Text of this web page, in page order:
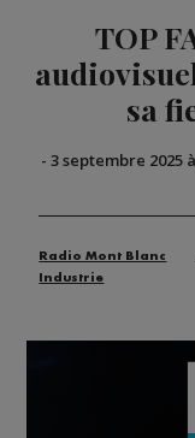
TOP
sa
- 3 septembre 2025
Radio Mont Blanc
Industrie